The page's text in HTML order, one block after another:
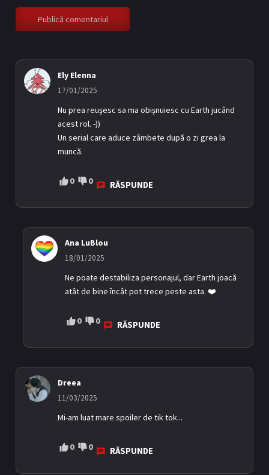
12
Ely Elenna
17/01/2025
Nu prea reușesc sa ma obișnuiesc cu Earth jucând
acest rol. -))
Un serial care aduce zâmbete după o zi grea la
muncă.
0 0 RĂSPUNDE
Ana LuBlou
18/01/2025
Ne poate destabiliza personajul, dar Earth joacă
atât de bine încât pot trece peste asta. ❤️
0 0 RĂSPUNDE
Dreea
11/03/2025
Mi-am luat mare spoiler de tik tok...
0 0 RĂSPUNDE